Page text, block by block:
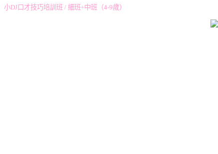
小DJ口才技巧培訓班 / 細班+中班（4-9歲）